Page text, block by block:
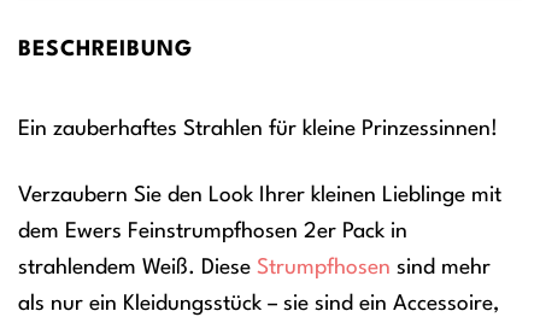
BESCHREIBUNG
Ein zauberhaftes Strahlen für kleine Prinzessinnen!
Verzaubern Sie den Look Ihrer kleinen Lieblinge mit
dem Ewers Feinstrumpfhosen 2er Pack in
strahlendem Weiß. Diese Strumpfhosen sind mehr
als nur ein Kleidungsstück – sie sind ein Accessoire,